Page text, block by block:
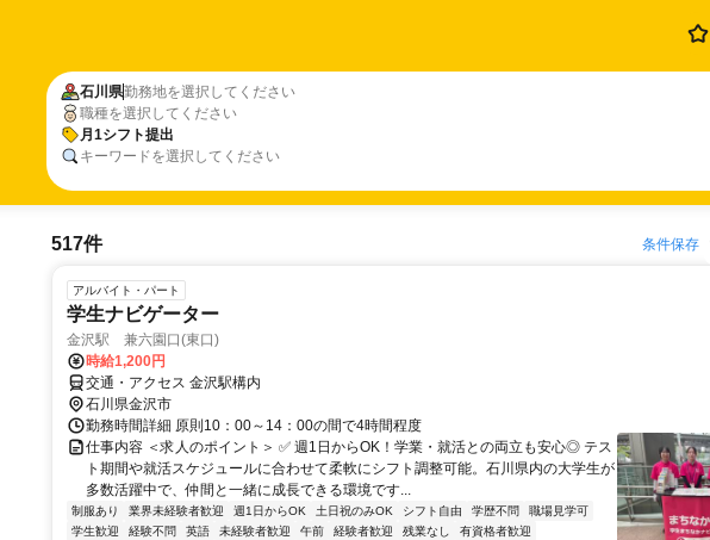
石川県勤務地を選択してください
職種を選択してください
月1シフト提出
キーワードを選択してください
517件 条件保存
アルバイト・パート
学生ナビゲーター
金沢駅 兼六園口(東口)
時給1,200円
交通・アクセス 金沢駅構内
石川県金沢市
勤務時間詳細 原則10：00～14：00の間で4時間程度
仕事内容 ＜求人のポイント＞ ✅ 週1日からOK！学業・就活との両立も安心◎ テス
ト期間や就活スケジュールに合わせて柔軟にシフト調整可能。石川県内の大学生が
多数活躍中で、仲間と一緒に成長できる環境です...
制服あり 業界未経験者歓迎 週1日からOK 土日祝のみOK シフト自由 学歴不問
職場見学可
学生歓迎
経験不問 英語 未経験者歓迎 午前 経験者歓迎 残業なし
有資格者歓迎